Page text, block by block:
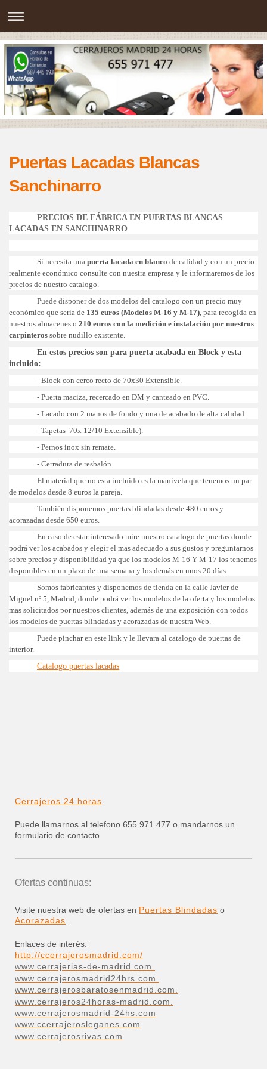
Puertas Lacadas Blancas
Sanchinarro
PRECIOS DE FÁBRICA EN PUERTAS BLANCAS
LACADAS EN SANCHINARRO
Si necesita unapuerta lacada en blanco de calidad y con un precio
realmente económico consulte con nuestra empresa y le informaremos de los
precios de nuestro catalogo.
Puede disponer de dos modelos del catalogo con un precio muy
económico que seria de 135 euros (Modelos M-16 y M-17), para recogida en
nuestros almacenes o 210 euros con la medición e instalación por nuestros
carpinteros sobre nudillo existente.
En estos precios son para puerta acabada en Block y esta
incluido:
- Block con cerco recto de 70x30 Extensible.
- Puerta maciza, recercado en DM y canteado en PVC.
- Lacado con 2 manos de fondo y una de acabado de alta calidad.
- Tapetas 70x 12/10 Extensible).
- Pernos inox sin remate.
- Cerradura de resbalón.
El material que no esta incluido es la manivela que tenemos un par
de modelos desde 8 euros la pareja.
También disponemos puertas blindadas desde 480 euros y
acorazadas desde 650 euros.
En caso de estar interesado mire nuestro catalogo de puertas donde
podrá ver los acabados y elegir el mas adecuado a sus gustos y preguntarnos
sobre precios y disponibilidad ya que los modelos M-16 Y M-17 los tenemos
disponibles en un plazo de una semana y los demás en unos 20 días.
Somos fabricantes y disponemos de tienda en la calle Javier de
Miguel nº 5, Madrid, donde podrá ver los modelos de la oferta y los modelos
mas solicitados por nuestros clientes, además de una exposición con todos
los modelos de puertas blindadas y acorazadas de nuestra Web.
Puede pinchar en este link y le llevara al catalogo de puertas de
interior.
Catalogo puertas lacadas
Cerrajeros 24 horas
Puede llamarnos al telefono 655 971 477 o mandarnos un
formulario de contacto
Ofertas continuas:
Visite nuestra web de ofertas en Puertas Blindadas o
Acorazadas
Enlaces de interés:
http://ccerrajerosmadrid.com/
www.cerrajerias-de-madrid.com.
www.cerrajerosmadrid24hrs.com.
www.cerrajerosbaratosenmadrid.com.
www.cerrajeros24horas-madrid.com.
www.cerrajerosmadrid-24hs.com
www.ccerrajerosleganes.com
www.cerrajerosrivas.com